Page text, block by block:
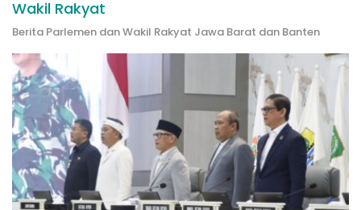
Wakil Rakyat
Berita Parlemen dan Wakil Rakyat Jawa Barat dan Banten